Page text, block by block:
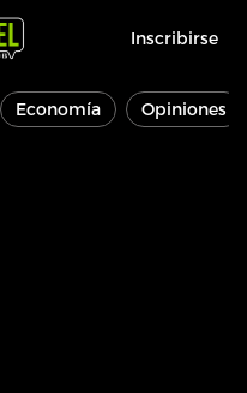
Inscribirse
Economía Opiniones